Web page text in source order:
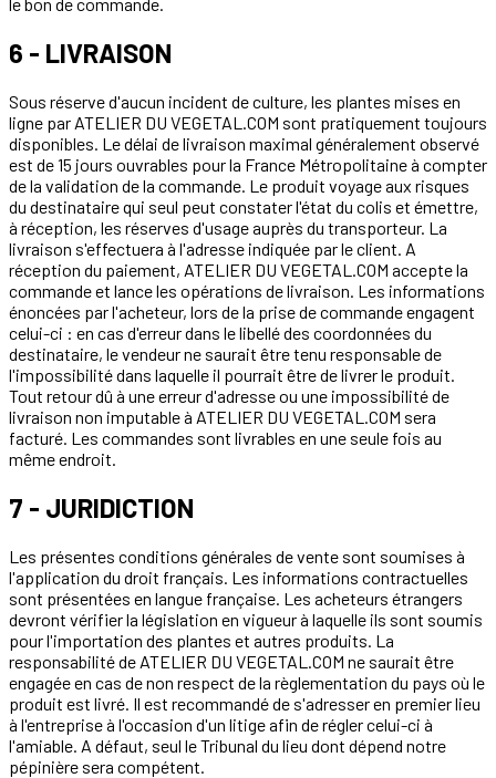
6 - LIVRAISON
Sous réserve d'aucun incident de culture, les plantes mises en
ligne par ATELIER DU VEGETAL.COM sont pratiquement toujours
disponibles. Le délai de livraison maximal généralement observé
est de 15 jours ouvrables pour la France Métropolitaine à compter
de la validation de la commande. Le produit voyage aux risques
du destinataire qui seul peut constater l'état du colis et émettre,
à réception, les réserves d'usage auprès du transporteur. La
livraison s'effectuera à l'adresse indiquée par le client. A
réception du paiement, ATELIER DU VEGETAL.COM accepte la
commande et lance les opérations de livraison. Les informations
énoncées par l'acheteur, lors de la prise de commande engagent
celui-ci : en cas d'erreur dans le libellé des coordonnées du
destinataire, le vendeur ne saurait être tenu responsable de
l'impossibilité dans laquelle il pourrait être de livrer le produit.
Tout retour dû à une erreur d'adresse ou une impossibilité de
livraison non imputable à ATELIER DU VEGETAL.COM sera
facturé. Les commandes sont livrables en une seule fois au
même endroit.
7 - JURIDICTION
Les présentes conditions générales de vente sont soumises à
l'application du droit français. Les informations contractuelles
sont présentées en langue française. Les acheteurs étrangers
devront vérifier la législation en vigueur à laquelle ils sont soumis
pour l'importation des plantes et autres produits. La
responsabilité de ATELIER DU VEGETAL.COM ne saurait être
engagée en cas de non respect de la règlementation du pays où le
produit est livré. Il est recommandé de s'adresser en premier lieu
à l'entreprise à l'occasion d'un litige afin de régler celui-ci à
l'amiable. A défaut, seul le Tribunal du lieu dont dépend notre
pépinière sera compétent.